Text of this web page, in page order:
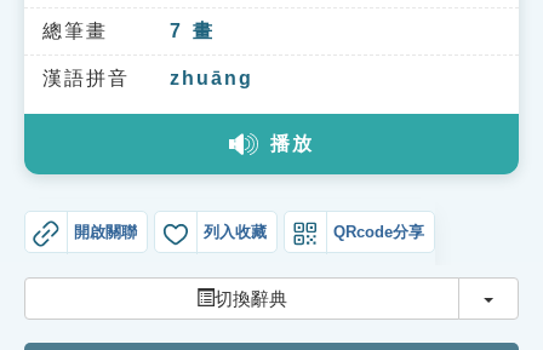
單字索引
生命大百科索引
教學應用
貓頭鷹博士
總筆畫 7 畫
漢語拼音 zhuāng
播放
開啟關聯 列入收藏 QRcode分享
切換辭典 切換